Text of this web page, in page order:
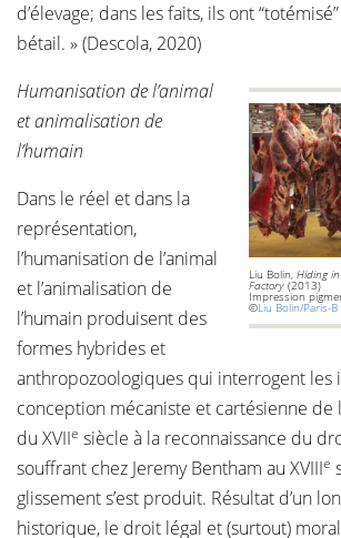
d’élevage; dans les faits, ils ont
bétail. » (Descola, 2020)
Liu Bolin, Hiding
Factory (2013)
Impression
©Liu Bolin/Paris-B
Humanisation de l’animal
et animalisation de
l’humain
Dans le réel et dans la
représentation,
l’humanisation de l’animal
et l’animalisation de
l’humain produisent des
formes hybrides et
anthropozoologiques qui interrogent les
conception mécaniste et cartésienne de
du XVIIe siècle à la reconnaissance du
souffrant chez Jeremy Bentham au XVIIIe
glissement s’est produit. Résultat d’un
historique, le droit légal et (surtout)